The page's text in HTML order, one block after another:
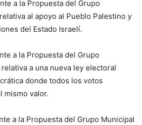
a la Propuesta del Grupo
al apoyo al Pueblo Palestino y
del Estado Israelí.
a la Propuesta del Grupo
a una nueva ley electoral
donde todos los votos
mismo valor.
a la Propuesta del Grupo Municipal